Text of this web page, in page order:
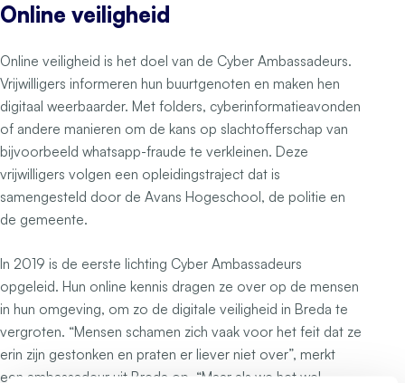
Online veiligheid
Online veiligheid is het doel van de Cyber Ambassadeurs.
Vrijwilligers informeren hun buurtgenoten en maken hen
digitaal weerbaarder. Met folders, cyberinformatieavonden
of andere manieren om de kans op slachtofferschap van
bijvoorbeeld whatsapp-fraude te verkleinen. Deze
vrijwilligers volgen een opleidingstraject dat is
samengesteld door de Avans Hogeschool, de politie en
de gemeente.
In 2019 is de eerste lichting Cyber Ambassadeurs
opgeleid. Hun online kennis dragen ze over op de mensen
in hun omgeving, om zo de digitale veiligheid in Breda te
vergroten. “Mensen schamen zich vaak voor het feit dat ze
erin zijn gestonken en praten er liever niet over”, merkt
een ambassadeur uit Breda op. “Maar als we het wel